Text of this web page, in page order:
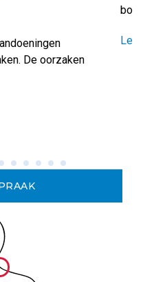
De oorzaken